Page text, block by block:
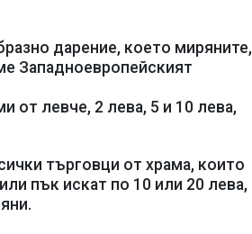
дарение, което миряните,
Западноевропейският
от левче, 2 лева, 5 и 10 лева,
търговци от храма, които
пък искат по 10 или 20 лева,